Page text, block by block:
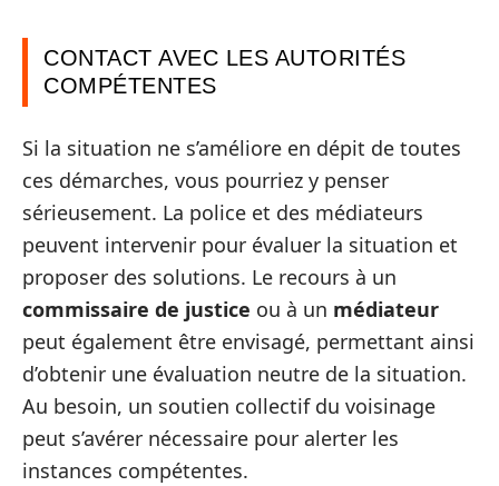
CONTACT AVEC LES AUTORITÉS
COMPÉTENTES
Si la situation ne s’améliore en dépit de toutes
ces démarches, vous pourriez y penser
sérieusement. La police et des médiateurs
peuvent intervenir pour évaluer la situation et
proposer des solutions. Le recours à un
commissaire de justice ou à un médiateur
peut également être envisagé, permettant ainsi
d’obtenir une évaluation neutre de la situation.
Au besoin, un soutien collectif du voisinage
peut s’avérer nécessaire pour alerter les
instances compétentes.